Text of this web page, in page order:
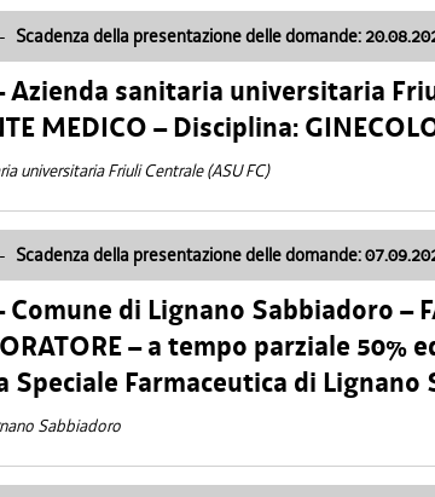
- Scadenza della presentazione delle domande:
Azienda sanitaria universitaria
MEDICO – Disciplina:
universitaria Friuli Centrale (ASU FC)
- Scadenza della presentazione delle domande:
Comune di Lignano Sabbiadoro –
– a tempo parziale 50%
Speciale Farmaceutica di Lignano
Sabbiadoro